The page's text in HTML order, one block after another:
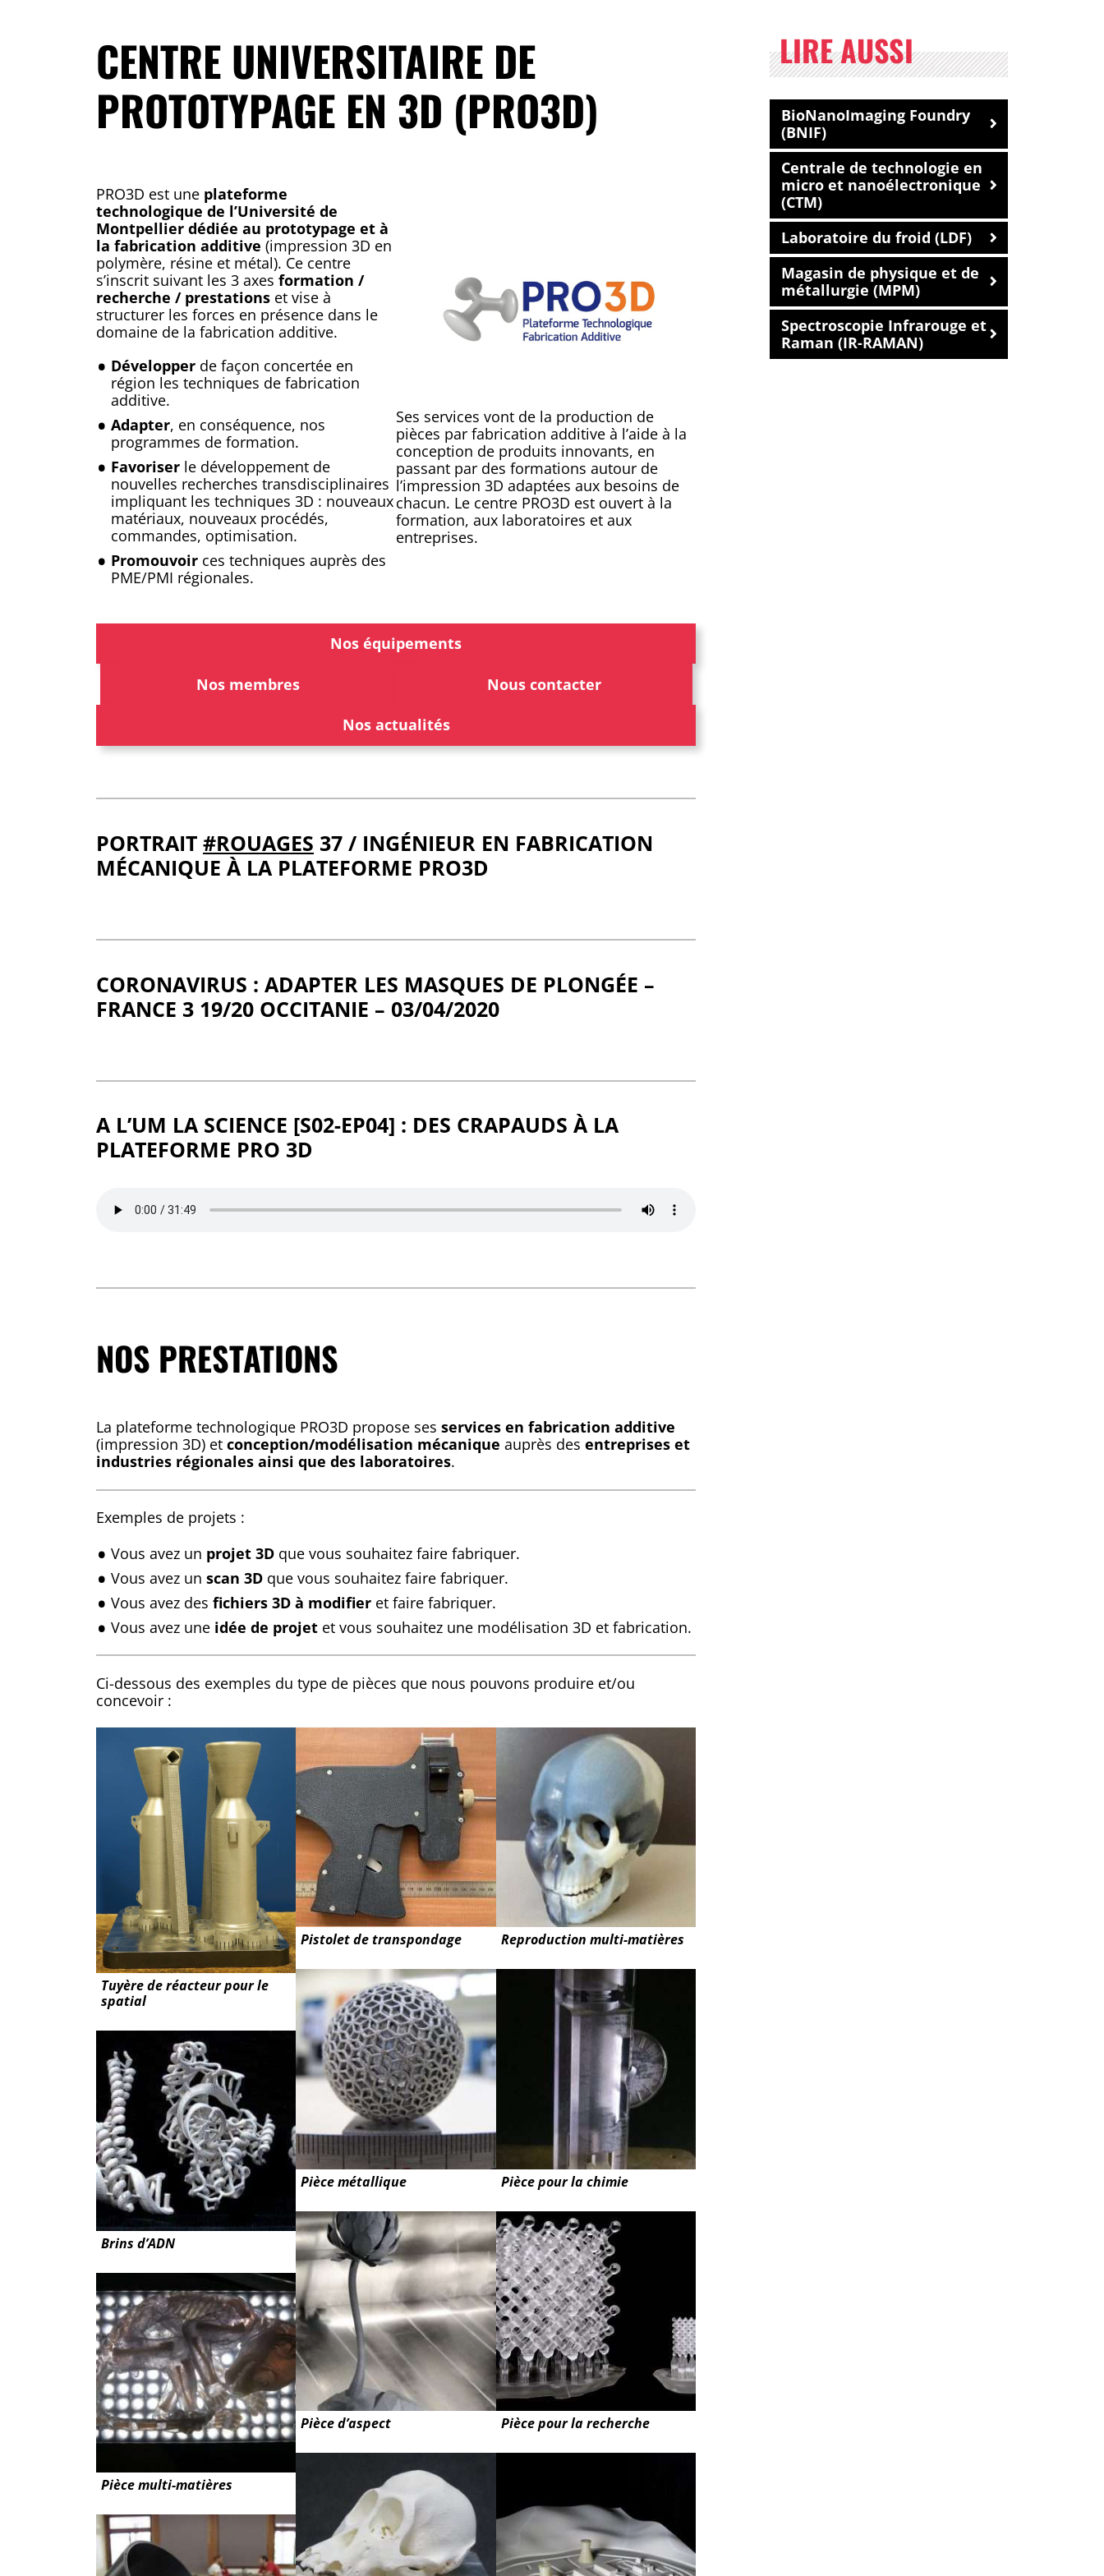
CENTRE UNIVERSITAIRE DE
PROTOTYPAGE EN 3D (PRO3D)
PRO3D est une plateforme
technologique de l’Université de
Montpellier dédiée au prototypage et à
la fabrication additive (impression 3D en
polymère, résine et métal). Ce centre
s’inscrit suivant les 3 axes formation /
recherche / prestations et vise à
structurer les forces en présence dans le
domaine de la fabrication additive.
Développer de façon concertée en
région les techniques de fabrication
additive.
Adapter, en conséquence, nos
programmes de formation.
Favoriser le développement de
nouvelles recherches transdisciplinaires
impliquant les techniques 3D : nouveaux
matériaux, nouveaux procédés,
commandes, optimisation.
Promouvoir ces techniques auprès des
PME/PMI régionales.
Ses services vont de la production de
pièces par fabrication additive à l’aide à la
conception de produits innovants, en
passant par des formations autour de
l’impression 3D adaptées aux besoins de
chacun. Le centre PRO3D est ouvert à la
formation, aux laboratoires et aux
entreprises.
Nos équipements
Nos membres Nous contacter
Nos actualités
PORTRAIT #ROUAGES 37 / INGÉNIEUR EN FABRICATION
MÉCANIQUE À LA PLATEFORME PRO3D
CORONAVIRUS : ADAPTER LES MASQUES DE PLONGÉE –
FRANCE 3 19/20 OCCITANIE – 03/04/2020
A L’UM LA SCIENCE [S02-EP04] : DES CRAPAUDS À LA
PLATEFORME PRO 3D
NOS PRESTATIONS
La plateforme technologique PRO3D propose ses services en fabrication additive
(impression 3D) et conception/modélisation mécanique auprès des entreprises et
industries régionales ainsi que des laboratoires.
Exemples de projets :
Vous avez un projet 3D que vous souhaitez faire fabriquer.
Vous avez un scan 3D que vous souhaitez faire fabriquer.
Vous avez des fichiers 3D à modifier et faire fabriquer.
Vous avez une idée de projet et vous souhaitez une modélisation 3D et fabrication.
Ci-dessous des exemples du type de pièces que nous pouvons produire et/ou
concevoir :
Tuyère de réacteur pour le
spatial
Brins d’ADN
Pièce multi-matières
Pistolet de transpondage
Pièce métallique
Pièce d’aspect
Reproduction multi-matières
Pièce pour la chimie
Pièce pour la recherche
LIRE AUSSI
BioNanoImaging Foundry
(BNIF)
Centrale de technologie en
micro et nanoélectronique
(CTM)
Laboratoire du froid (LDF)
Magasin de physique et de
métallurgie (MPM)
Spectroscopie Infrarouge et
Raman (IR-RAMAN)